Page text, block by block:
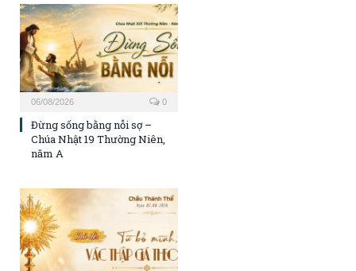
06/08/2026 0
Đừng sống bằng nỗi sợ –
Chúa Nhật 19 Thường Niên,
năm A